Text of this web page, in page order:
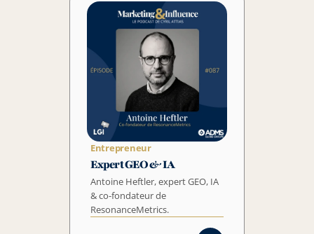
Entrepreneur
Expert GEO & IA
Antoine Heftler, expert GEO, IA
& co-fondateur de